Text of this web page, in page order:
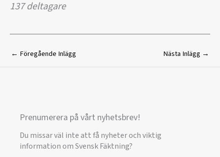
137 deltagare
← Föregående Inlägg Nästa Inlägg →
Prenumerera på vårt nyhetsbrev!
Du missar väl inte att få nyheter och viktig
information om Svensk Fäktning?